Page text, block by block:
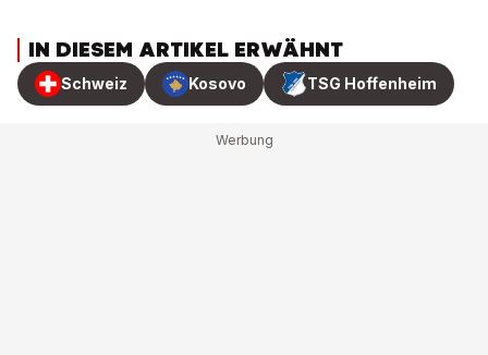
IN DIESEM ARTIKEL ERWÄHNT
Schweiz Kosovo TSG Hoffenheim